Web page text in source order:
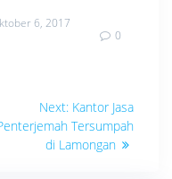
6, 2017
0
Next: Next
post:
Kantor Jasa
Tersumpah
di Lamongan